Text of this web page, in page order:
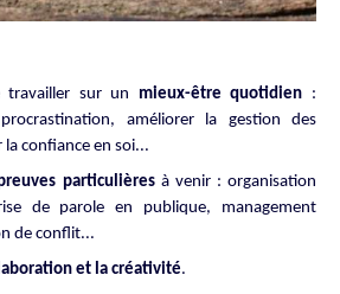
travailler sur un mieux-être quotidien :
améliorer la gestion des
confiance en soi...
particulièresà venir : organisation
de parole en publique, management
de conflit...
et la créativité.